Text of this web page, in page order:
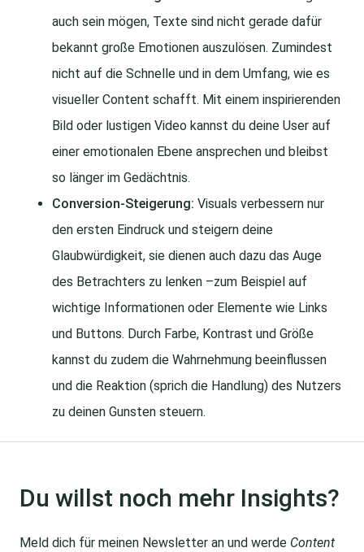
auch sein mögen, Texte sind nicht gerade dafür
bekannt große Emotionen auszulösen. Zumindest
nicht auf die Schnelle und in dem Umfang, wie es
visueller Content schafft. Mit einem inspirierenden
Bild oder lustigen Video kannst du deine User auf
einer emotionalen Ebene ansprechen und bleibst
so länger im Gedächtnis.
Conversion-Steigerung: Visuals verbessern nur
den ersten Eindruck und steigern deine
Glaubwürdigkeit, sie dienen auch dazu das Auge
des Betrachters zu lenken –zum Beispiel auf
wichtige Informationen oder Elemente wie Links
und Buttons. Durch Farbe, Kontrast und Größe
kannst du zudem die Wahrnehmung beeinflussen
und die Reaktion (sprich die Handlung) des Nutzers
zu deinen Gunsten steuern.
Du willst noch mehr Insights?
Meld dich für meinen Newsletter an und werde Content